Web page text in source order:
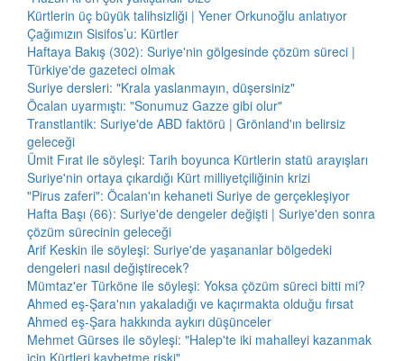
Kürtlerin üç büyük talihsizliği | Yener Orkunoğlu anlatıyor
Çağımızın Sisifos’u: Kürtler
Haftaya Bakış (302): Suriye'nin gölgesinde çözüm süreci |
Türkiye'de gazeteci olmak
Suriye dersleri: "Krala yaslanmayın, düşersiniz"
Öcalan uyarmıştı: "Sonumuz Gazze gibi olur"
Transtlantik: Suriye'de ABD faktörü | Grönland'ın belirsiz
geleceği
Ümit Fırat ile söyleşi: Tarih boyunca Kürtlerin statü arayışları
Suriye'nin ortaya çıkardığı Kürt milliyetçiliğinin krizi
"Pirus zaferi": Öcalan'ın kehaneti Suriye de gerçekleşiyor
Hafta Başı (66): Suriye'de dengeler değişti | Suriye'den sonra
çözüm sürecinin geleceği
Arif Keskin ile söyleşi: Suriye'de yaşananlar bölgedeki
dengeleri nasıl değiştirecek?
Mümtaz'er Türköne ile söyleşi: Yoksa çözüm süreci bitti mi?
Ahmed eş-Şara'nın yakaladığı ve kaçırmakta olduğu fırsat
Ahmed eş-Şara hakkında aykırı düşünceler
Mehmet Gürses ile söyleşi: "Halep'te iki mahalleyi kazanmak
için Kürtleri kaybetme riski"